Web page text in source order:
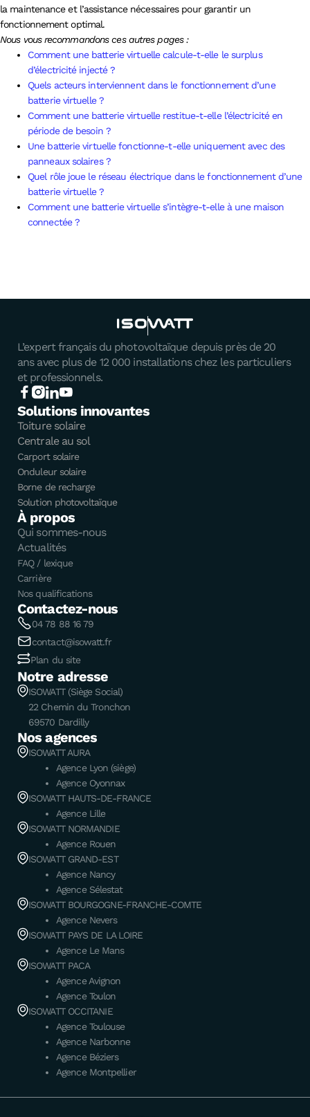
la maintenance et l’assistance nécessaires pour garantir un
fonctionnement optimal.
Nous vous recommandons ces autres pages :
Comment une batterie virtuelle calcule-t-elle le surplus
d’électricité injecté ?
Quels acteurs interviennent dans le fonctionnement d’une
batterie virtuelle ?
Comment une batterie virtuelle restitue-t-elle l’électricité en
période de besoin ?
Une batterie virtuelle fonctionne-t-elle uniquement avec des
panneaux solaires ?
Quel rôle joue le réseau électrique dans le fonctionnement d’une
batterie virtuelle ?
Comment une batterie virtuelle s’intègre-t-elle à une maison
connectée ?
L’expert français du photovoltaïque depuis près de 20
ans avec plus de 12 000 installations chez les particuliers
et professionnels.
Solutions innovantes
Toiture solaire
Centrale au sol
Carport solaire
Onduleur solaire
Borne de recharge
Solution photovoltaïque
À propos
Qui sommes-nous
Actualités
FAQ / lexique
Carrière
Nos qualifications
Contactez-nous
04 78 88 16 79
contact@isowatt.fr
Plan du site
Notre adresse
ISOWATT (Siège Social)
22 Chemin du Tronchon
69570 Dardilly
Nos agences
ISOWATT AURA
Agence Lyon (siège)
Agence Oyonnax
ISOWATT HAUTS-DE-FRANCE
Agence Lille
ISOWATT NORMANDIE
Agence Rouen
ISOWATT GRAND-EST
Agence Nancy
Agence Sélestat
ISOWATT BOURGOGNE-FRANCHE-COMTE
Agence Nevers
ISOWATT PAYS DE LA LOIRE
Agence Le Mans
ISOWATT PACA
Agence Avignon
Agence Toulon
ISOWATT OCCITANIE
Agence Toulouse
Agence Narbonne
Agence Béziers
Agence Montpellier